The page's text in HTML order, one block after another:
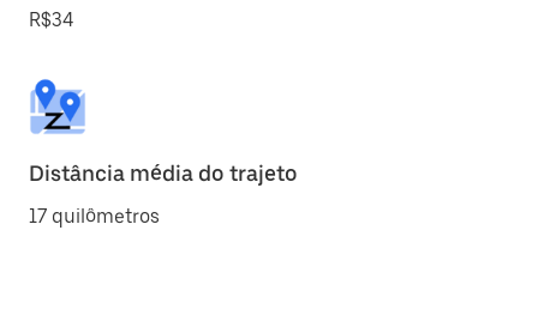
R$34
Distância média do trajeto
17 quilômetros